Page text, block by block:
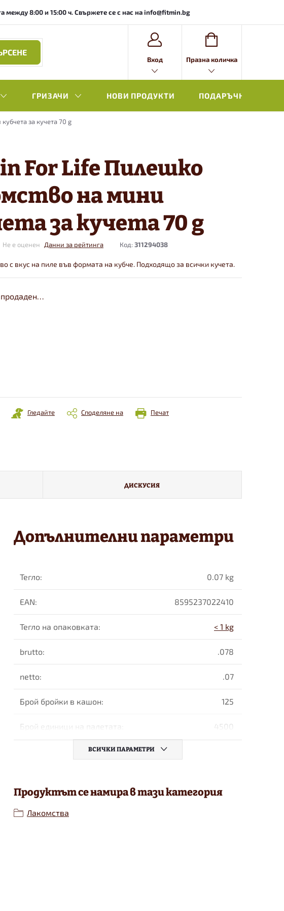
между 8:00 и 15:00 ч. Свържете се с нас на info@fitmin.bg
Вход
ВИЖ
КОЛИЧКАТА
Празна количка
ГРИЗАЧИ НОВИ ПРОДУКТИ ПОДАРЪЧНА
за кучета 70 g
For Life Пилешко
на мини
за кучета 70 g
Не е оценен Данни за рейтинга Код: 311294038
с вкус на пиле във формата на кубче. Подходящо за всички кучета.
Печат
Гледайте Споделяне на
ДИСКУСИЯ
Допълнителни параметри
Тегло: 0.07 kg
EAN: 8595237022410
Тегло на опаковката: < 1 kg
brutto: .078
netto: .07
Брой бройки в кашон: 125
Брой единици на палетaта 4500
ВСИЧКИ ПАРАМЕТРИ
Продуктът се намира в тази категория
Лакомства